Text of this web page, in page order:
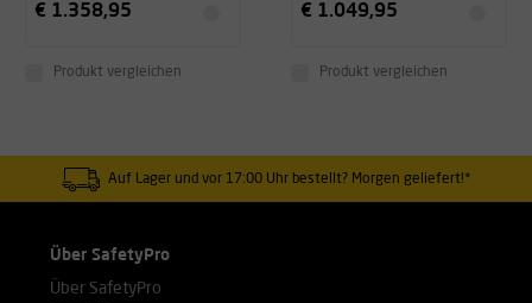
€ 1.358,95
Produkt vergleichen
€ 1.049,95
Produkt vergleichen
Auf Lager und vor 17:00 Uhr bestellt? Morgen geliefert!*
Über SafetyPro
Über SafetyPro